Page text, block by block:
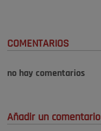
COMENTARIOS
no hay comentarios
Añadir un comentario